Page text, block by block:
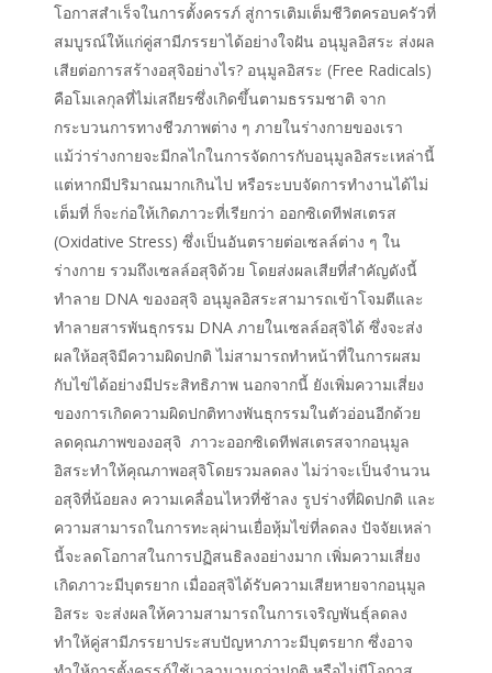
โอกาสสำเร็จในการตั้งครรภ์ สู่การเติมเต็มชีวิตครอบครัวที่
สมบูรณ์ให้แก่คู่สามีภรรยาได้อย่างใจฝัน อนุมูลอิสระ ส่งผล
เสียต่อการสร้างอสุจิอย่างไร? อนุมูลอิสระ (Free Radicals)
คือโมเลกุลที่ไม่เสถียรซึ่งเกิดขึ้นตามธรรมชาติ จาก
กระบวนการทางชีวภาพต่าง ๆ ภายในร่างกายของเรา
แม้ว่าร่างกายจะมีกลไกในการจัดการกับอนุมูลอิสระเหล่านี้
แต่หากมีปริมาณมากเกินไป หรือระบบจัดการทำงานได้ไม่
เต็มที่ ก็จะก่อให้เกิดภาวะที่เรียกว่า ออกซิเดทีฟสเตรส
(Oxidative Stress) ซึ่งเป็นอันตรายต่อเซลล์ต่าง ๆ ใน
ร่างกาย รวมถึงเซลล์อสุจิด้วย โดยส่งผลเสียที่สำคัญดังนี้
ทำลาย DNA ของอสุจิ อนุมูลอิสระสามารถเข้าโจมตีและ
ทำลายสารพันธุกรรม DNA ภายในเซลล์อสุจิได้ ซึ่งจะส่ง
ผลให้อสุจิมีความผิดปกติ ไม่สามารถทำหน้าที่ในการผสม
กับไข่ได้อย่างมีประสิทธิภาพ นอกจากนี้ ยังเพิ่มความเสี่ยง
ของการเกิดความผิดปกติทางพันธุกรรมในตัวอ่อนอีกด้วย
ลดคุณภาพของอสุจิ ภาวะออกซิเดทีฟสเตรสจากอนุมูล
อิสระทำให้คุณภาพอสุจิโดยรวมลดลง ไม่ว่าจะเป็นจำนวน
อสุจิที่น้อยลง ความเคลื่อนไหวที่ช้าลง รูปร่างที่ผิดปกติ และ
ความสามารถในการทะลุผ่านเยื่อหุ้มไข่ที่ลดลง ปัจจัยเหล่า
นี้จะลดโอกาสในการปฏิสนธิลงอย่างมาก เพิ่มความเสี่ยง
เกิดภาวะมีบุตรยาก เมื่ออสุจิได้รับความเสียหายจากอนุมูล
อิสระ จะส่งผลให้ความสามารถในการเจริญพันธุ์ลดลง
ทำให้คู่สามีภรรยาประสบปัญหาภาวะมีบุตรยาก ซึ่งอาจ